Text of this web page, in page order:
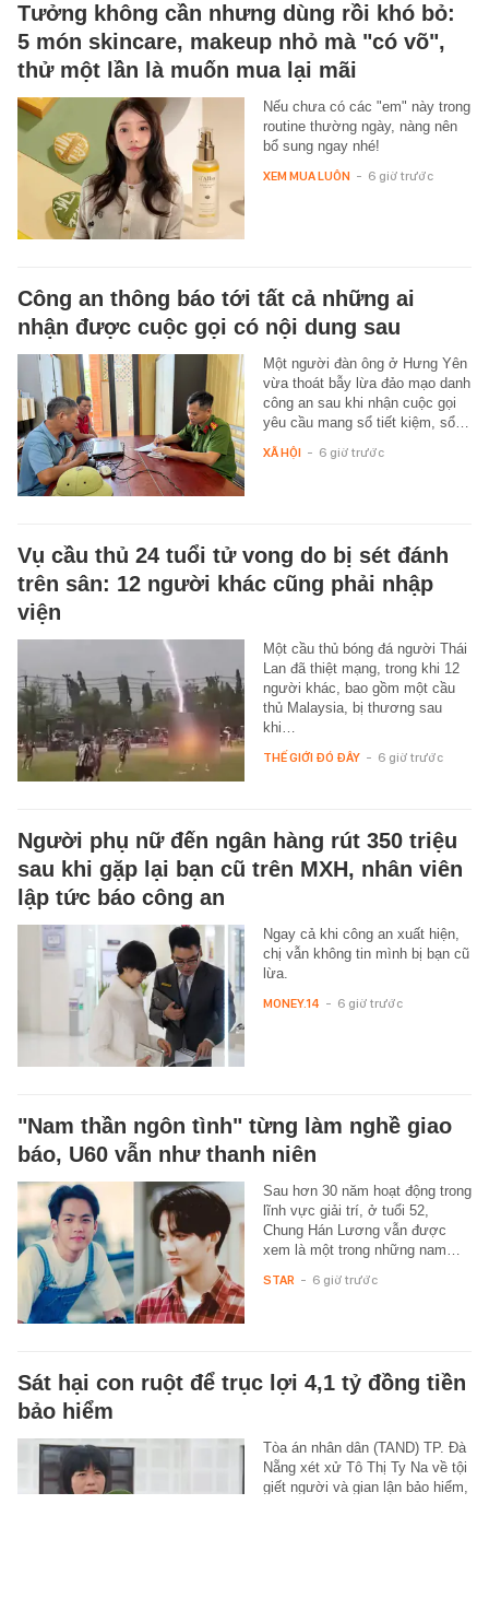
Tưởng không cần nhưng dùng rồi khó bỏ:
5 món skincare, makeup nhỏ mà "có võ",
thử một lần là muốn mua lại mãi
Nếu chưa có các "em" này trong
routine thường ngày, nàng nên
bổ sung ngay nhé!
XEM MUA LUÔN - 6 giờ trước
Công an thông báo tới tất cả những ai
nhận được cuộc gọi có nội dung sau
Một người đàn ông ở Hưng Yên
vừa thoát bẫy lừa đảo mạo danh
công an sau khi nhận cuộc gọi
yêu cầu mang sổ tiết kiệm, sổ…
XÃ HỘI - 6 giờ trước
Vụ cầu thủ 24 tuổi tử vong do bị sét đánh
trên sân: 12 người khác cũng phải nhập
viện
Một cầu thủ bóng đá người Thái
Lan đã thiệt mạng, trong khi 12
người khác, bao gồm một cầu
thủ Malaysia, bị thương sau
khi…
THẾ GIỚI ĐÓ ĐÂY - 6 giờ trước
Người phụ nữ đến ngân hàng rút 350 triệu
sau khi gặp lại bạn cũ trên MXH, nhân viên
lập tức báo công an
Ngay cả khi công an xuất hiện,
chị vẫn không tin mình bị bạn cũ
lừa.
MONEY.14 - 6 giờ trước
"Nam thần ngôn tình" từng làm nghề giao
báo, U60 vẫn như thanh niên
Sau hơn 30 năm hoạt động trong
lĩnh vực giải trí, ở tuổi 52,
Chung Hán Lương vẫn được
xem là một trong những nam…
STAR - 6 giờ trước
Sát hại con ruột để trục lợi 4,1 tỷ đồng tiền
bảo hiểm
Tòa án nhân dân (TAND) TP. Đà
Nẵng xét xử Tô Thị Ty Na về tội
giết người và gian lận bảo hiểm,